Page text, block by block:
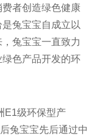
者创造绿色健康
兔宝宝自成立以
兔宝宝一直致力
色产品开发的环
E1级环保型产
兔宝宝先后通过中